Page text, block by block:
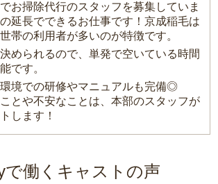
お掃除代行のスタッフを募集していま
延長でできるお仕事です！京成稲毛は
帯の利用者が多いのが特徴です。
められるので、単発で空いている時間
です。
境での研修やマニュアルも完備◎
とや不安なことは、本部のスタッフが
します！
で働くキャストの声